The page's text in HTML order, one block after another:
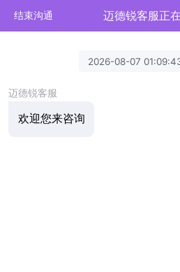
结束沟通 迈德锐客服正
2026-08-07
迈德锐客服
欢迎您来咨询